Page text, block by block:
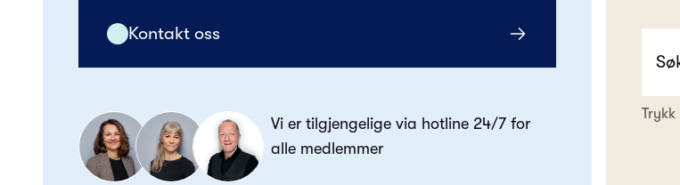
Kontakt oss
Vi er tilgjengelige via hotline 24/7 for
alle medlemmer
Trykk